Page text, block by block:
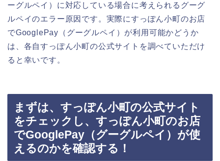
ーグルペイ）に対応している場合に考えられるグーグ
ルペイのエラー原因です。実際にすっぽん小町のお店
でGooglePay（グーグルペイ）が利用可能かどうか
は、各自すっぽん小町の公式サイトを調べていただけ
ると幸いです。
まずは、すっぽん小町の公式サイト
をチェックし、すっぽん小町のお店
でGooglePay（グーグルペイ）が使
えるのかを確認する！